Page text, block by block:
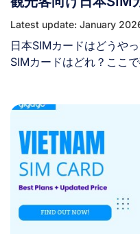
きる場所は？ 北京首都国
Fiが利用可能です。すべ
んどの公共エリアで、「
線ネットワークを簡単に
料Wi-Fiへの接続方法は？
トワークに接続するには
があります： 認証にか
Latest update: January
日本SIMカードはどうや
SIMカードはどれ？ここ
ては高額かセキュリティ
肢は、専用の日本SIMカ
ことです。 この記事で
eSIMの選択肢について
ど、知っておくべきす
ードを購入すべきですか
のSIMカードの利用を強
ン、翻訳アプリの利用